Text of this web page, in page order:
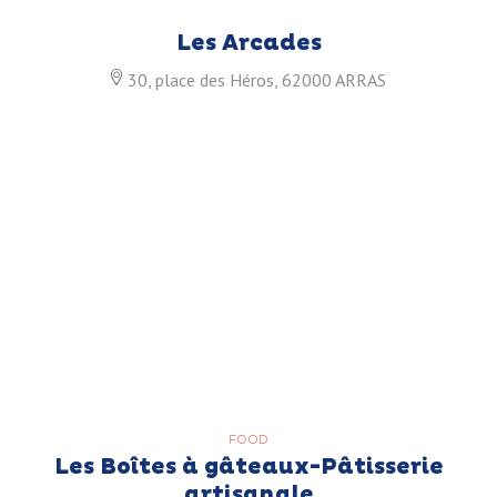
Les Arcades
30, place des Héros, 62000 ARRAS
FOOD
Les Boîtes à gâteaux-Pâtisserie